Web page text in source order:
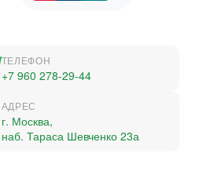
ТЕЛЕФОН
+7 960 278-29-44
АДРЕС
г. Москва,
наб. Тараса Шевченко 23а